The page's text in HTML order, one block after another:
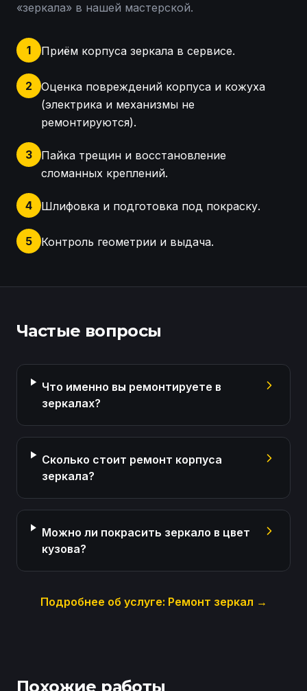
«зеркала» в нашей мастерской.
1 Приём корпуса зеркала в сервисе.
2
Оценка повреждений корпуса и кожуха
(электрика и механизмы не
ремонтируются).
3
Пайка трещин и восстановление
сломанных креплений.
4 Шлифовка и подготовка под покраску.
5
Контроль геометрии и выдача.
Частые вопросы
Что именно вы ремонтируете в
зеркалах?
Сколько стоит ремонт корпуса
зеркала?
Можно ли покрасить зеркало в цвет
кузова?
Подробнее об услуге: Ремонт зеркал →
Похожие работы